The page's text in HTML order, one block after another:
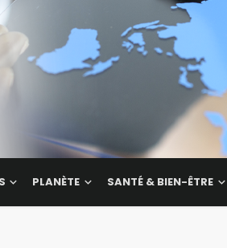
PLANÈTE SANTÉ & BIEN-ÊTRE